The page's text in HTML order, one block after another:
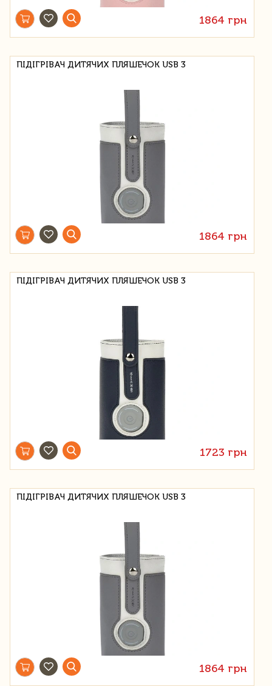
1864 грн
ПІДІГРІВАЧ ДИТЯЧИХ ПЛЯШЕЧОК USB 3
1864 грн
ПІДІГРІВАЧ ДИТЯЧИХ ПЛЯШЕЧОК USB 3
1723 грн
ПІДІГРІВАЧ ДИТЯЧИХ ПЛЯШЕЧОК USB 3
1864 грн